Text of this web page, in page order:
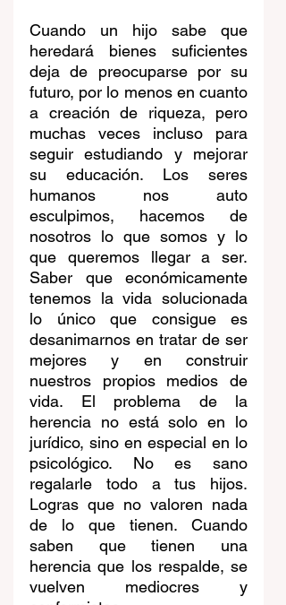
Cuando un hijo sabe que
heredará bienes suficientes
deja de preocuparse por su
futuro, por lo menos en cuanto
a creación de riqueza, pero
muchas veces incluso para
seguir estudiando y mejorar
su educación. Los seres
humanos nos auto
esculpimos, hacemos de
nosotros lo que somos y lo
que queremos llegar a ser.
Saber que económicamente
tenemos la vida solucionada
lo único que consigue es
desanimarnos en tratar de ser
mejores y en construir
nuestros propios medios de
vida. El problema de la
herencia no está solo en lo
jurídico, sino en especial en lo
psicológico. No es sano
regalarle todo a tus hijos.
Logras que no valoren nada
de lo que tienen. Cuando
saben que tienen una
herencia que los respalde, se
vuelven mediocres y